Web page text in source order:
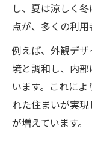
し、夏は涼しく
点が、多くの利用
例えば、外観デ
境と調和し、内
います。これに
れた住まいが実
が増えています。